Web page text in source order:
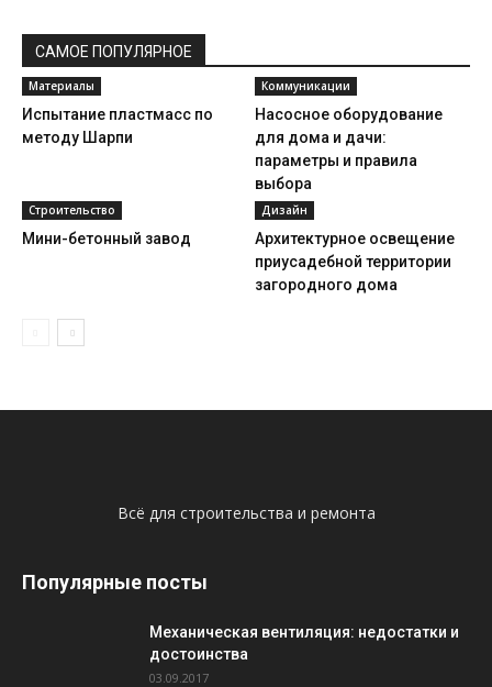
САМОЕ ПОПУЛЯРНОЕ
Материалы
Испытание пластмасс по
методу Шарпи
Коммуникации
Насосное оборудование
для дома и дачи:
параметры и правила
выбора
Строительство
Мини-бетонный завод
Дизайн
Архитектурное освещение
приусадебной территории
загородного дома
Всё для строительства и ремонта
Популярные посты
Механическая вентиляция: недостатки и
достоинства
03.09.2017